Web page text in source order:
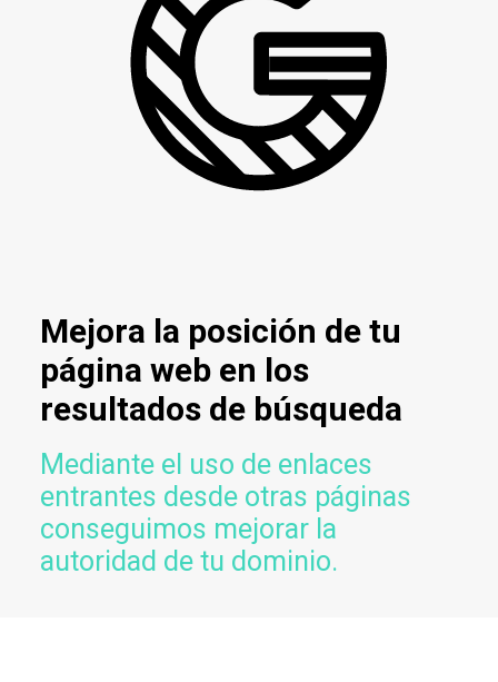
Mejora la posición de tu
página web en los
resultados de búsqueda
Mediante el uso de enlaces
entrantes desde otras páginas
conseguimos mejorar la
autoridad de tu dominio.